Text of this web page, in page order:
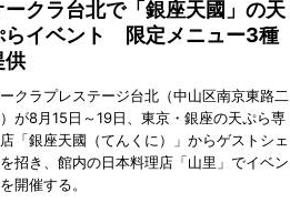
ークラ台北で「銀座天國」の天
らイベント 限定メニュー3種
供
クラプレステージ台北（中山区南京東路二
が8月15日～19日、東京・銀座の天ぷら専
「銀座天國（てんくに）」からゲストシェ
招き、館内の日本料理店「山里」でイベン
開催する。